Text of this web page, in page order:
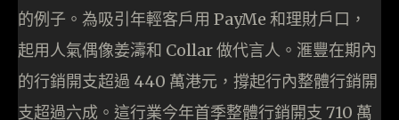
的例子。為吸引年輕客戶用 PayMe 和理財戶口，
起用人氣偶像姜濤和 Collar 做代言人。滙豐在期內
的行銷開支超過 440 萬港元，撐起行內整體行銷開
支超過六成。這行業今年首季整體行銷開支 710 萬